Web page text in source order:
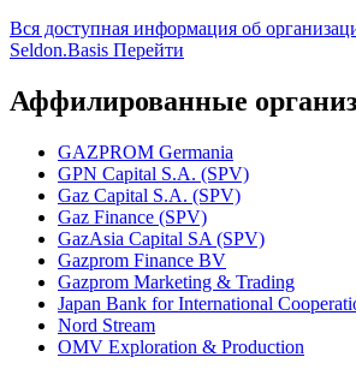
Вся доступная информация об
Seldon.Basis Перейти
Аффилированные
GAZPROM Germania
GPN Capital S.A. (SPV)
Gaz Capital S.A. (SPV)
Gaz Finance (SPV)
GazAsia Capital SA (SPV)
Gazprom Finance BV
Gazprom Marketing & Trading
Japan Bank for International
Nord Stream
OMV Exploration & Production